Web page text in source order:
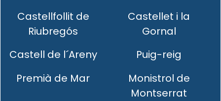
Castellfollit de
Riubregós
Castellet i la
Gornal
Castell de l´Areny
Puig-reig
Premià de Mar
Monistrol de
Montserrat